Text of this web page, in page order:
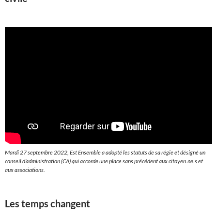
Mardi 27 septembre 2022, Est Ensemble a adopté les statuts de sa régie et désigné un
conseil d’administration (CA) qui accorde une place sans précédent aux citoyen.ne.s et
aux associations.
Les temps changent